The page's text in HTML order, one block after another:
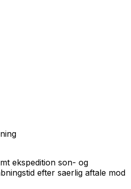
ekspedition son- og
efter saerlig aftale mod